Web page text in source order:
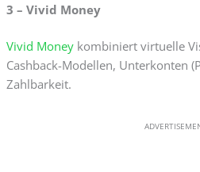
3 – Vivid Money
Vivid Moneykombiniert virtuelle
Cashback-Modellen, Unterkonten
Zahlbarkeit.